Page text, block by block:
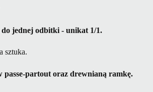
jednej odbitki - unikat 1/1.
sztuka.
passe-partout oraz drewnianą ramkę.